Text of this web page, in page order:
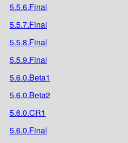
5.5.6.Final
5.5.7.Final
5.5.8.Final
5.5.9.Final
5.6.0.Beta1
5.6.0.Beta2
5.6.0.CR1
5.6.0.Final